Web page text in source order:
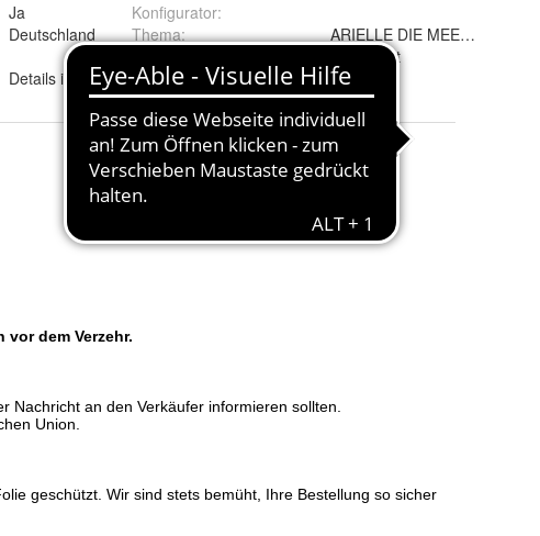
Ja
Deutschland
Konfigurator:
Details in der Artikelbeschreibung
Thema:
ARIELLE DIE
Foto/ Text